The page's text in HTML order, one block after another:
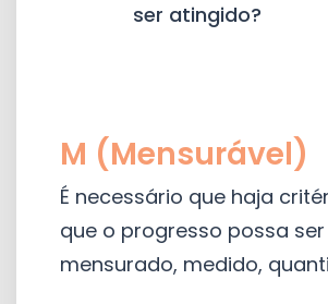
ser atingido?
M (Mensurável)
É necessário que haja
que o progresso possa ser
mensurado, medido,